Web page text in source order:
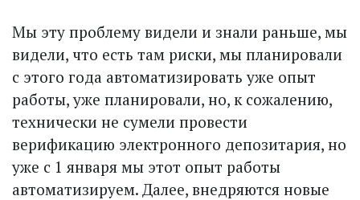
Мы эту проблему видели и знали раньше, мы
видели, что есть там риски, мы планировали
с этого года автоматизировать уже опыт
работы, уже планировали, но, к сожалению,
технически не сумели провести
верификацию электронного депозитария, но
уже с 1 января мы этот опыт работы
автоматизируем. Далее, внедряются новые